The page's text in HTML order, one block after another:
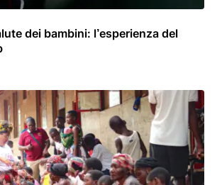
dei bambini: l’esperienza del